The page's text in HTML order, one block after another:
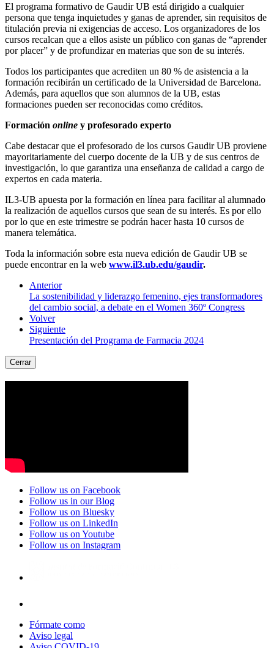
El programa formativo de Gaudir UB está dirigido a cualquier
persona que tenga inquietudes y ganas de aprender, sin requisitos de
titulación previa ni exigencias de acceso. Los organizadores de los
cursos recalcan que a ellos asiste un público con ganas de “aprender
por placer” y de profundizar en materias que son de su interés.
Todos los participantes que acrediten un 80 % de asistencia a la
formación recibirán un certificado de la Universidad de Barcelona.
Además, para aquellos que son alumnos de la UB, estas
formaciones pueden ser reconocidas como créditos.
Formación online y profesorado experto
Cabe destacar que el profesorado de los cursos Gaudir UB proviene
mayoritariamente del cuerpo docente de la UB y de sus centros de
investigación, lo que garantiza una enseñanza de calidad a cargo de
expertos en cada materia.
IL3-UB apuesta por la formación en línea para facilitar al alumnado
la realización de aquellos cursos que sean de su interés. Es por ello
por lo que en este trimestre se podrán hacer hasta 10 cursos de
manera telemática.
Toda la información sobre esta nueva edición de Gaudir UB se
puede encontrar en la web www.il3.ub.edu/gaudir.
Anterior
La sostenibilidad y liderazgo femenino, ejes transformadores
del cambio social, a debate en el Women 360º Congress
Volver
Siguiente
Presentación del Programa de Farmacia 2024
Cerrar
Follow us on Facebook
Follow us in our Blog
Follow us on Bluesky
Follow us on LinkedIn
Follow us on Youtube
Follow us on Instagram
Fórmate como
Aviso legal